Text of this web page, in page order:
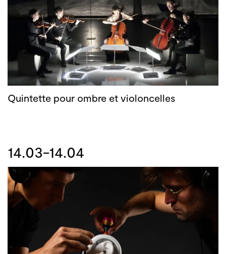
Quintette pour ombre et violoncelles
14.03-14.04